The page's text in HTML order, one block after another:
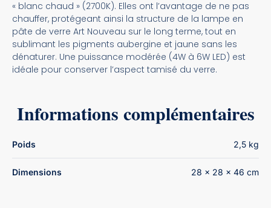
« blanc chaud » (2700K). Elles ont l’avantage de ne pas
chauffer, protégeant ainsi la structure de la lampe en
pâte de verre Art Nouveau sur le long terme, tout en
sublimant les pigments aubergine et jaune sans les
dénaturer. Une puissance modérée (4W à 6W LED) est
idéale pour conserver l’aspect tamisé du verre.
Informations complémentaires
Poids 2,5 kg
Dimensions 28 × 28 × 46 cm